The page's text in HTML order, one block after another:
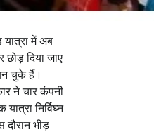
में अब
दिया जाए
चुके हैं।
ने चार कंपनी
निर्विघ्न
भीड़